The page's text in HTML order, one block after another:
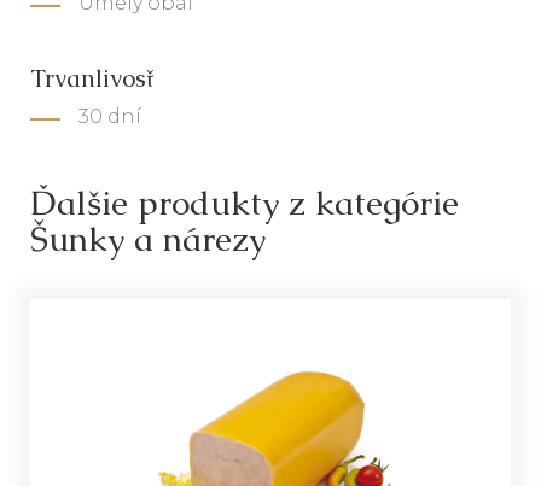
Trvanlivosť
30 dní
Ďalšie produkty z kategórie
Šunky a nárezy